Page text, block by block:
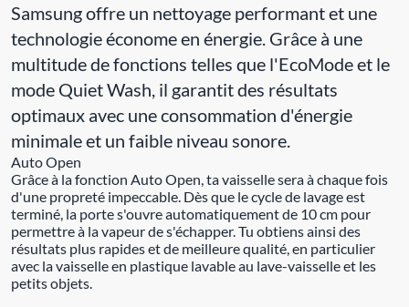
Samsung offre un nettoyage performant et une
technologie économe en énergie. Grâce à une
multitude de fonctions telles que l'EcoMode et le
mode Quiet Wash, il garantit des résultats
optimaux avec une consommation d'énergie
minimale et un faible niveau sonore.
Auto Open
Grâce à la fonction Auto Open, ta vaisselle sera à chaque fois
d'une propreté impeccable. Dès que le cycle de lavage est
terminé, la porte s'ouvre automatiquement de 10 cm pour
permettre à la vapeur de s'échapper. Tu obtiens ainsi des
résultats plus rapides et de meilleure qualité, en particulier
avec la vaisselle en plastique lavable au lave-vaisselle et les
petits objets.